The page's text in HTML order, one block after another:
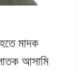
মাদক
আসামি